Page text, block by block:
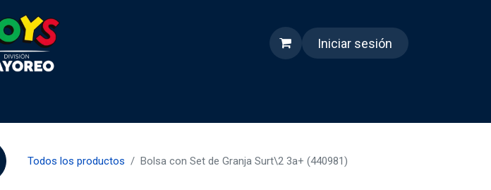
Iniciar sesión
Todos los productos Bolsa con Set de Granja Surt\2 3a+ (440981)